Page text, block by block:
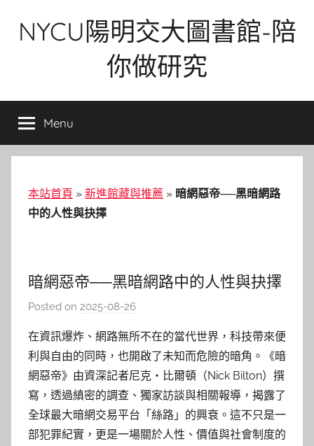
NYCU陽明交大圖書館-陪
你做研究
Menu
本站首頁 » 新進館藏與推薦 » 暗網惡帝──黑暗網路
中的人性與抉擇
暗網惡帝──黑暗網路中的人性與抉擇
Posted on 2025-08-26
林
玉
在資訊爆炸、網路無所不在的當代世界，科技帶來便
利與自由的同時，也開啟了未知而危險的暗角。《暗
網惡帝》由資深記者尼克・比爾頓（Nick Bilton）撰
寫，透過縝密的調查、獨家訪談與相關報導，揭露了
全球最大暗網交易平台「絲路」的興衰。這不只是一
部犯罪紀實，更是一場關於人性、價值與社會制度的